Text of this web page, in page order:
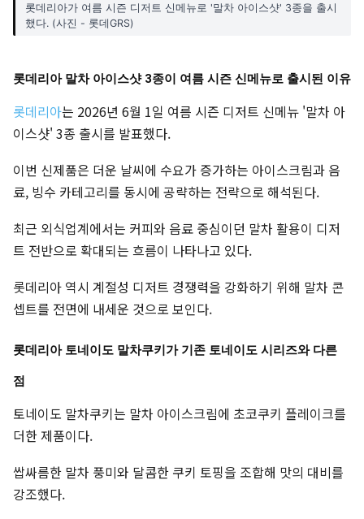
롯데리아가 여름 시즌 디저트 신메뉴로 '말차 아이스샷' 3종을 출시
했다. (사진 - 롯데GRS)
롯데리아 말차 아이스샷 3종이 여름 시즌 신메뉴로 출시된 이유
롯데리아는 2026년 6월 1일 여름 시즌 디저트 신메뉴 '말차 아
이스샷' 3종 출시를 발표했다.
이번 신제품은 더운 날씨에 수요가 증가하는 아이스크림과 음
료, 빙수 카테고리를 동시에 공략하는 전략으로 해석된다.
최근 외식업계에서는 커피와 음료 중심이던 말차 활용이 디저
트 전반으로 확대되는 흐름이 나타나고 있다.
롯데리아 역시 계절성 디저트 경쟁력을 강화하기 위해 말차 콘
셉트를 전면에 내세운 것으로 보인다.
롯데리아 토네이도 말차쿠키가 기존 토네이도 시리즈와 다른
점
토네이도 말차쿠키는 말차 아이스크림에 초코쿠키 플레이크를
더한 제품이다.
쌉싸름한 말차 풍미와 달콤한 쿠키 토핑을 조합해 맛의 대비를
강조했다.